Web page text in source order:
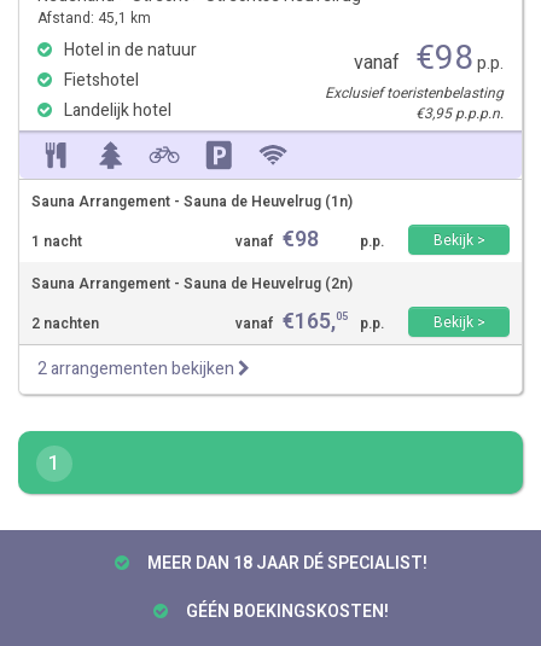
Afstand: 45,1 km
Hotel in de natuur
Fietshotel
Landelijk hotel
vanaf €98p.p.
Exclusief toeristenbelasting
€3,95 p.p.p.n.
Sauna Arrangement - Sauna de Heuvelrug (1n)
1 nacht
vanaf €98 p.p.
Bekijk >
Sauna Arrangement - Sauna de Heuvelrug (2n)
2 nachten
vanaf €165,05 p.p. Bekijk >
2 arrangementen bekijken
1
MEER DAN 18 JAAR DÉ SPECIALIST!
GÉÉN BOEKINGSKOSTEN!